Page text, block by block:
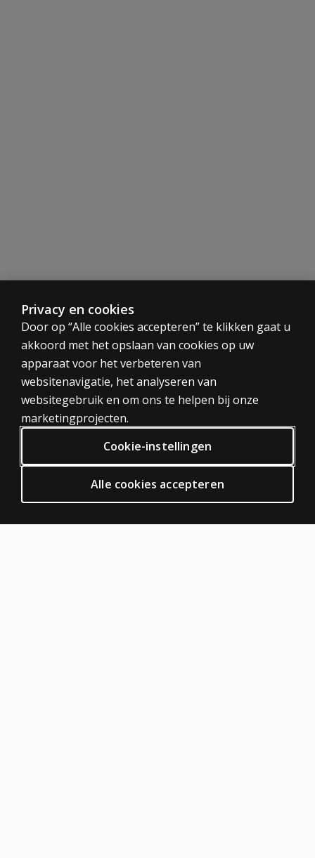
CATEGORIEËN
Tests
Trainingen
Digitaal
PRIVACY BELEID
Privacy
Algemene Verordening Gegevensbescherming (AVG)
ODR
Privacy en cookies
Door op “Alle cookies accepteren” te klikken gaat u
akkoord met het opslaan van cookies op uw
apparaat voor het verbeteren van
websitenavigatie, het analyseren van
websitegebruik en om ons te helpen bij onze
marketingprojecten.
Cookie-instellingen
Alle cookies accepteren